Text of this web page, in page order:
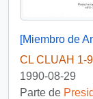
CL CLUAH 1-
1990-08-29
Parte de